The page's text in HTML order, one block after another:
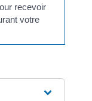
recevoir
votre